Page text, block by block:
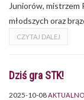
Juniorów, mistrzem
młodszych oraz
CZYTAJ DALEJ
Dziś gra STK!
2025-10-08